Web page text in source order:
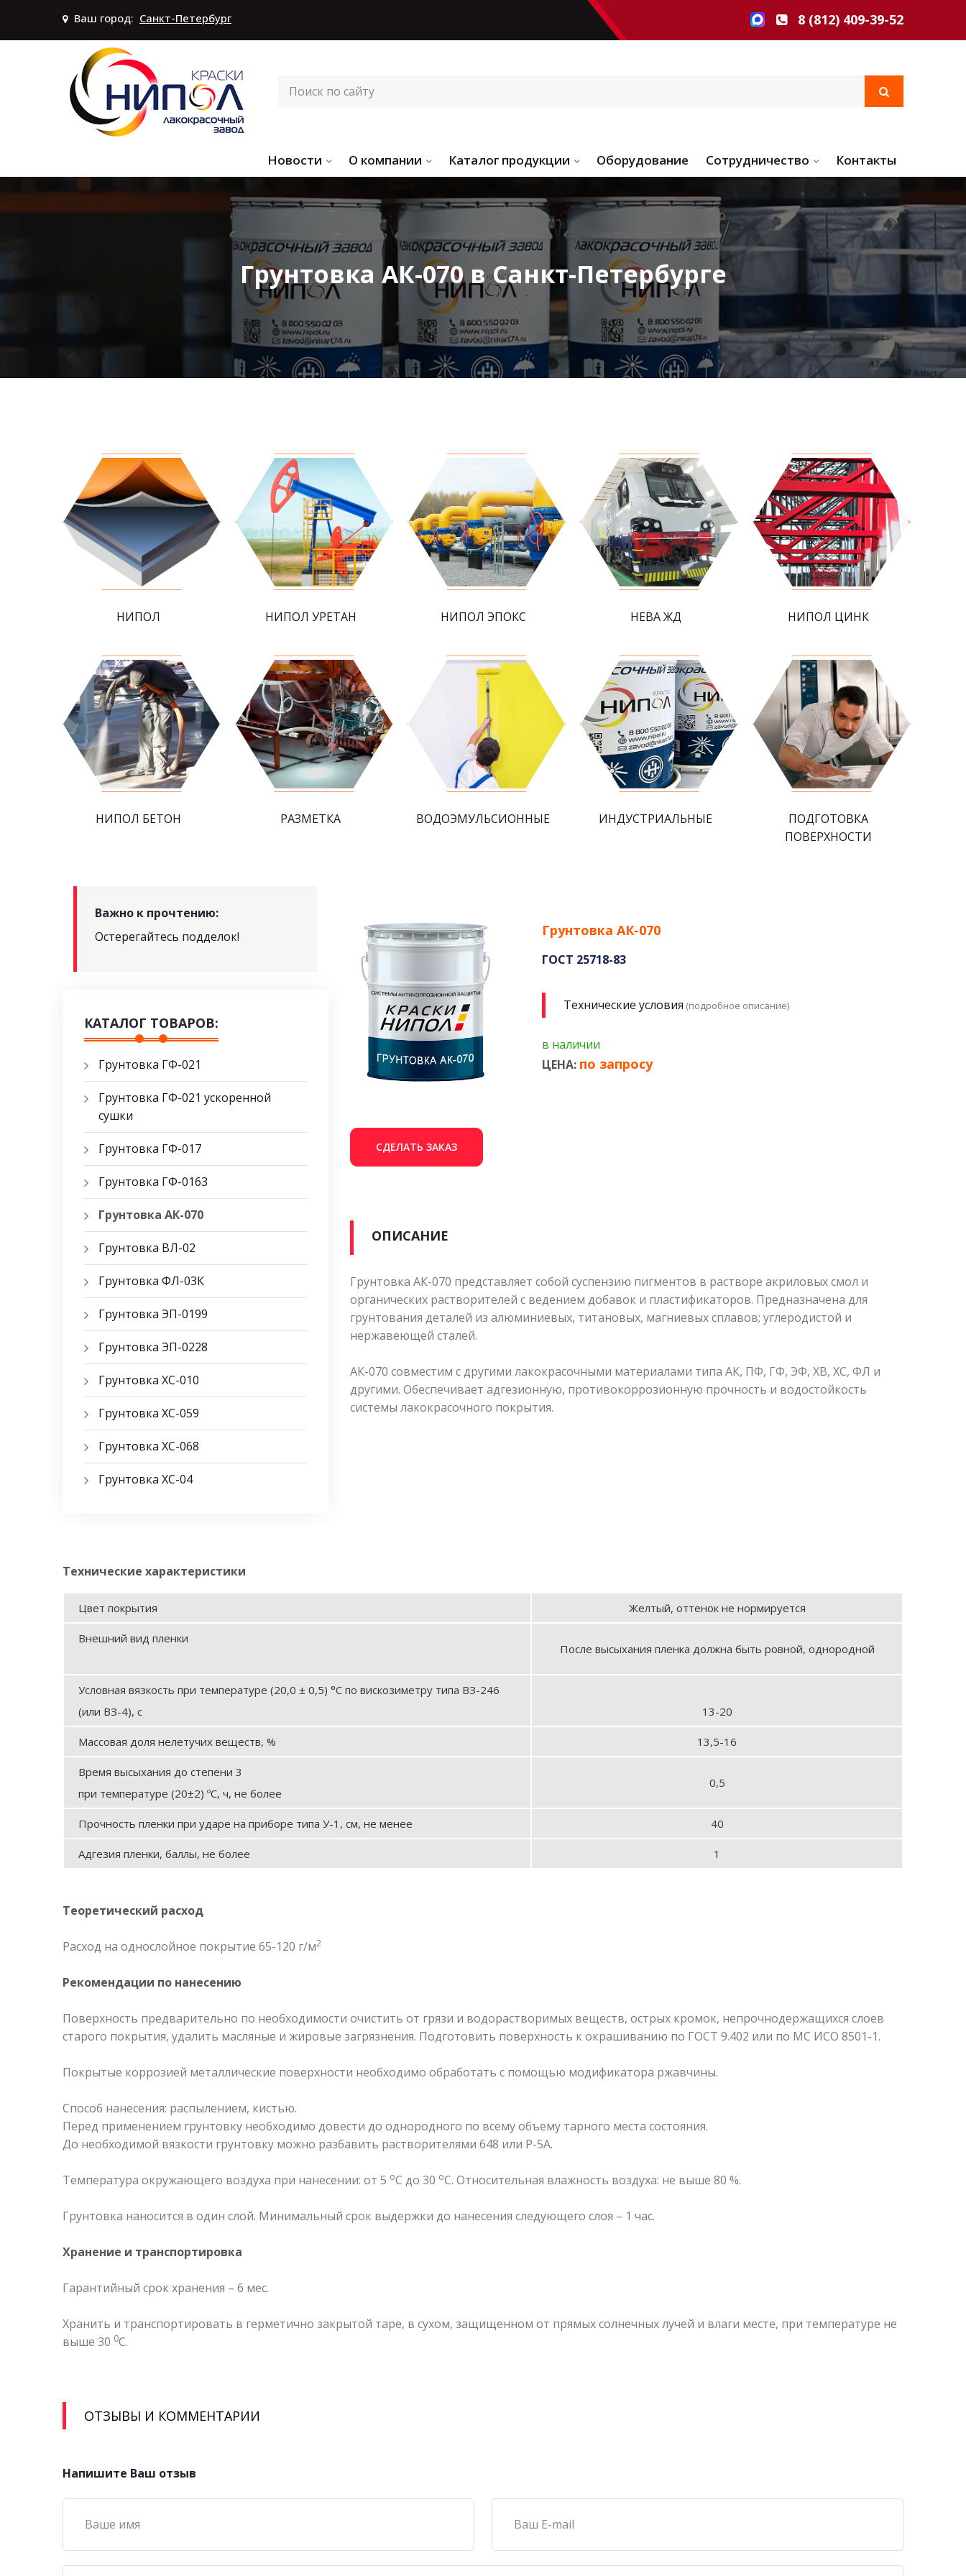
Ваш город: Санкт-Петербург 8 (812) 409-39-52
Новости О компании Каталог продукции Оборудование Сотрудничество Контакты
Грунтовка АК-070 в Санкт-Петербурге
НИПОЛ НИПОЛ УРЕТАН НИПОЛ ЭПОКС НЕВА ЖД НИПОЛ ЦИНК
НИПОЛ БЕТОН РАЗМЕТКА ВОДОЭМУЛЬСИОННЫЕ ИНДУСТРИАЛЬНЫЕ
ПОДГОТОВКА
ПОВЕРХНОСТИ
Важно к прочтению:
Остерегайтесь подделок!
КАТАЛОГ ТОВАРОВ:
Грунтовка ГФ-021
Грунтовка ГФ-021 ускоренной
сушки
Грунтовка ГФ-017
Грунтовка ГФ-0163
Грунтовка АК-070
Грунтовка ВЛ-02
Грунтовка ФЛ-03К
Грунтовка ЭП-0199
Грунтовка ЭП-0228
Грунтовка ХС-010
Грунтовка ХС-059
Грунтовка ХС-068
Грунтовка ХС-04
Грунтовка АК-070
ГОСТ 25718-83
Технические условия (подробное описание)
в наличии
ЦЕНА: по запросу
СДЕЛАТЬ ЗАКАЗ
ОПИСАНИЕ
Грунтовка АК-070 представляет собой суспензию пигментов в растворе акриловых смол и
органических растворителей с ведением добавок и пластификаторов. Предназначена для
грунтования деталей из алюминиевых, титановых, магниевых сплавов; углеродистой и
нержавеющей сталей.
АК-070 совместим с другими лакокрасочными материалами типа АК, ПФ, ГФ, ЭФ, ХВ, ХС, ФЛ и
другими. Обеспечивает адгезионную, противокоррозионную прочность и водостойкость
системы лакокрасочного покрытия.
Технические характеристики
Цвет покрытия Желтый, оттенок не нормируется
Внешний вид пленки
После высыхания пленка должна быть ровной, однородной
Условная вязкость при температуре (20,0 ± 0,5) °С по вискозиметру типа ВЗ-246
(или ВЗ-4), с
13-20
Массовая доля нелетучих веществ, % 13,5-16
Время высыхания до степени 3
при температуре (20±2) ºС, ч, не более
0,5
Прочность пленки при ударе на приборе типа У-1, см, не менее 40
Адгезия пленки, баллы, не более 1
Теоретический расход
Расход на однослойное покрытие 65-120 г/м2
Рекомендации по нанесению
Поверхность предварительно по необходимости очистить от грязи и водорастворимых веществ, острых кромок, непрочнодержащихся слоев
старого покрытия, удалить масляные и жировые загрязнения. Подготовить поверхность к окрашиванию по ГОСТ 9.402 или по МС ИСО 8501-1.
Покрытые коррозией металлические поверхности необходимо обработать с помощью модификатора ржавчины.
Способ нанесения: распылением, кистью.
Перед применением грунтовку необходимо довести до однородного по всему объему тарного места состояния.
До необходимой вязкости грунтовку можно разбавить растворителями 648 или Р-5А.
Температура окружающего воздуха при нанесении: от 5 оС до 30 оС. Относительная влажность воздуха: не выше 80 %.
Грунтовка наносится в один слой. Минимальный срок выдержки до нанесения следующего слоя – 1 час.
Хранение и транспортировка
Гарантийный срок хранения – 6 мес.
Хранить и транспортировать в герметично закрытой таре, в сухом, защищенном от прямых солнечных лучей и влаги месте, при температуре не
выше 30 0С.
ОТЗЫВЫ И КОММЕНТАРИИ
Напишите Ваш отзыв